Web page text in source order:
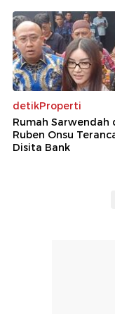
detikProperti
Rumah Sarwendah
Ruben Onsu
Disita Bank